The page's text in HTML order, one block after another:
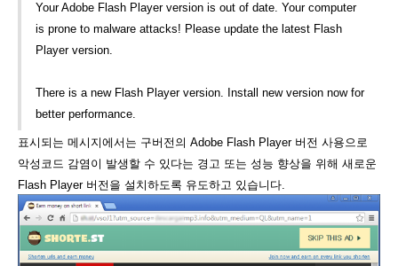
Your Adobe Flash Player version is out of date. Your computer
is prone to malware attacks! Please update the latest Flash
Player version.
There is a new Flash Player version. Install new version now for
better performance.
표시되는 메시지에서는 구버전의 Adobe Flash Player 버전 사용으로
악성코드 감염이 발생할 수 있다는 경고 또는 성능 향상을 위해 새로운
Flash Player 버전을 설치하도록 유도하고 있습니다.